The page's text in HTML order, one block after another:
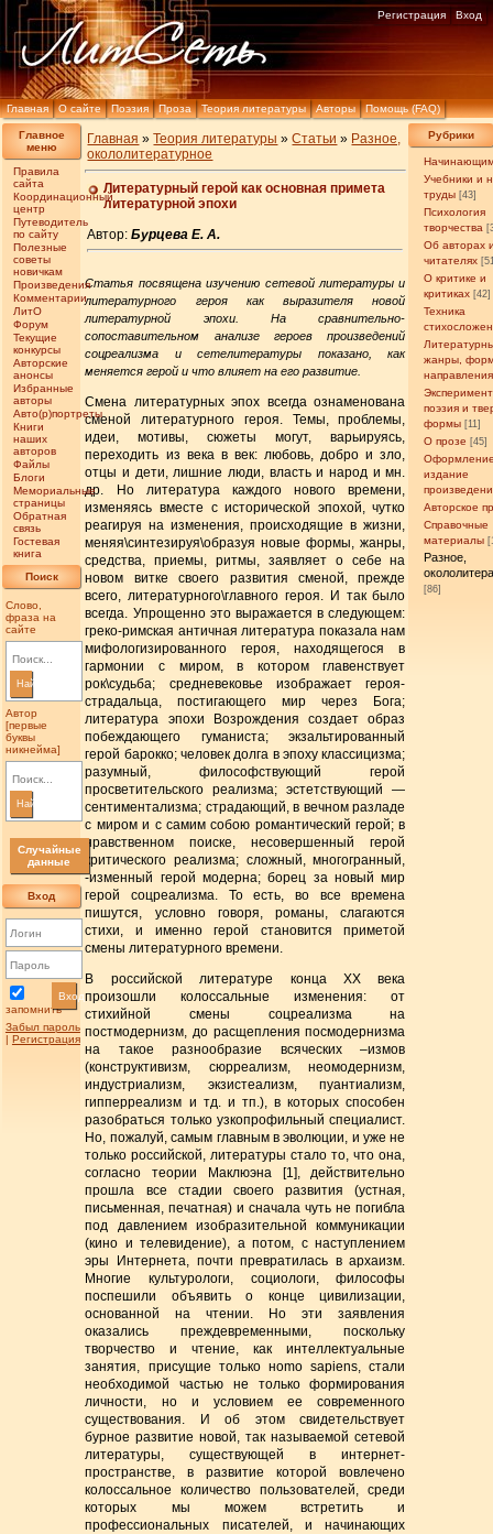
Главная О сайте Поэзия Проза Теория литературы Авторы Помощь (FAQ)
Регистрация Вход
Главное
меню
Правила
сайта
Координационный
центр
Путеводитель
по сайту
Полезные
советы
новичкам
Произведения
Комментарии
ЛитО
Форум
Текущие
конкурсы
Авторские
анонсы
Избранные
авторы
Авто(р)портреты
Книги
наших
авторов
Файлы
Блоги
Мемориальные
страницы
Обратная
связь
Гостевая
книга
Поиск
Слово,
фраза на
сайте
Найти
Автор
[первые
буквы
никнейма]
Найти
Случайные
данные
Вход
запомнить
Вход
Забыл пароль
| Регистрация
Рубрики
Учебники и
труды [43]
Психология
творчества
Об авторах
читателях
О критике и
критиках [42]
Техника
жанры,
направления
поэзия и
формы [11]
О прозе [45]
издание
Авторское
Справочные
материалы
Разное,
[86]
Главная »Теория литературы »Статьи » Разное,
окололитературное
Литературный герой как основная примета
литературной эпохи
Автор:Бурцева Е. А.
Статья посвящена изучению сетевой литературы и
литературного героя как выразителя новой
литературной эпохи. На сравнительно-
сопоставительном анализе героев произведений
соцреализма и сетелитературы показано, как
меняется герой и что влияет на его развитие.
Смена литературных эпох всегда ознаменована
сменой литературного героя. Темы, проблемы,
идеи, мотивы, сюжеты могут, варьируясь,
переходить из века в век: любовь, добро и зло,
отцы и дети, лишние люди, власть и народ и мн.
др. Но литература каждого нового времени,
изменяясь вместе с исторической эпохой, чутко
реагируя на изменения, происходящие в жизни,
меняя\синтезируя\образуя новые формы, жанры,
средства, приемы, ритмы, заявляет о себе на
новом витке своего развития сменой, прежде
всего, литературного\главного героя. И так было
всегда. Упрощенно это выражается в следующем:
греко-римская античная литература показала нам
мифологизированного героя, находящегося в
гармонии с миром, в котором главенствует
рок\судьба; средневековье изображает героя-
страдальца, постигающего мир через Бога;
литература эпохи Возрождения создает образ
побеждающего гуманиста; экзальтированный
герой барокко; человек долга в эпоху классицизма;
разумный, философствующий герой
просветительского реализма; эстетствующий —
сентиментализма; страдающий, в вечном разладе
с миром и с самим собою романтический герой; в
нравственном поиске, несовершенный герой
критического реализма; сложный, многогранный,
-изменный герой модерна; борец за новый мир
герой соцреализма. То есть, во все времена
пишутся, условно говоря, романы, слагаются
стихи, и именно герой становится приметой
смены литературного времени.
В российской литературе конца XX века
произошли колоссальные изменения: от
стихийной смены соцреализма на
постмодернизм, до расщепления посмодернизма
на такое разнообразие всяческих –измов
(конструктивизм, сюрреализм, неомодернизм,
индустриализм, экзистеализм, пуантиализм,
гипперреализм и тд. и тп.), в которых способен
разобраться только узкопрофильный специалист.
Но, пожалуй, самым главным в эволюции, и уже не
только российской, литературы стало то, что она,
согласно теории Маклюэна [1], действительно
прошла все стадии своего развития (устная,
письменная, печатная) и сначала чуть не погибла
под давлением изобразительной коммуникации
(кино и телевидение), а потом, с наступлением
эры Интернета, почти превратилась в архаизм.
Многие культурологи, социологи, философы
поспешили объявить о конце цивилизации,
основанной на чтении. Но эти заявления
оказались преждевременными, поскольку
творчество и чтение, как интеллектуальные
занятия, присущие только нomo sapiens, стали
необходимой частью не только формирования
личности, но и условием ее современного
существования. И об этом свидетельствует
бурное развитие новой, так называемой сетевой
литературы, существующей в интернет-
пространстве, в развитие которой вовлечено
колоссальное количество пользователей, среди
которых мы можем встретить и
профессиональных писателей, и начинающих